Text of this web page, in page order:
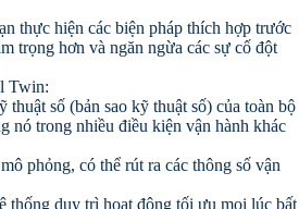
thực hiện các biện pháp thích hợp trước
trọng hơn và ngăn ngừa các sự cố đột
Twin:
số (bản sao kỹ thuật số) của toàn bộ
nó trong nhiều điều kiện vận hành khác
phỏng, có thể rút ra các thông số vận
thống duy trì hoạt động tối ưu mọi lúc bất